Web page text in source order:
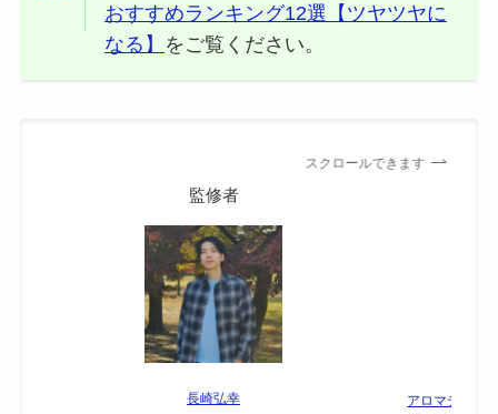
おすすめランキング12選【ツヤツヤに
なる】 をご覧ください。
スクロールできます
監修者
長崎弘幸
アロマテラピ